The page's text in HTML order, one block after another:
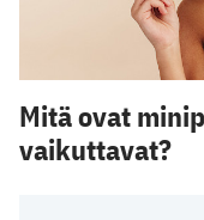
Mitä ovat
vaikuttavat?